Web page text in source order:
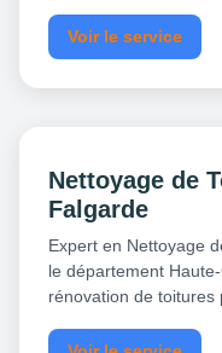
Voir le service
Nettoyage de
Falgarde
Expert en Nettoyage
le département
rénovation de toitures